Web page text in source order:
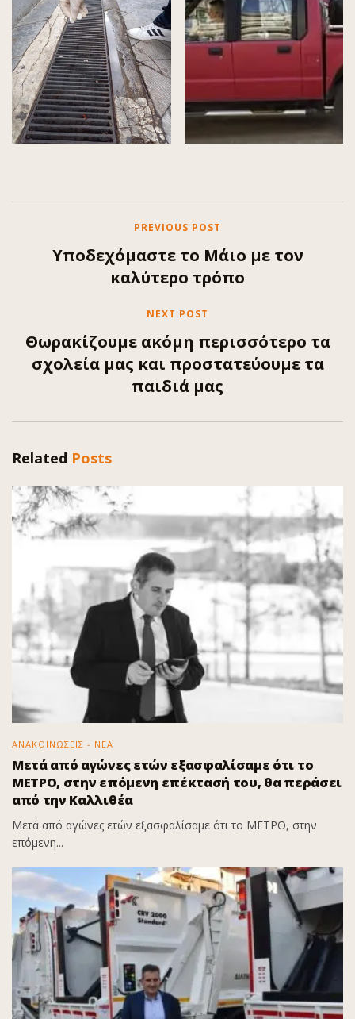
PREVIOUS POST
Υποδεχόμαστε το Μάιο με τον
καλύτερο τρόπο
NEXT POST
Θωρακίζουμε ακόμη περισσότερο τα
σχολεία μας και προστατεύουμε τα
παιδιά μας
Related Posts
ΑΝΑΚΟΙΝΩΣΕΙΣ - ΝΕΑ
Μετά από αγώνες ετών εξασφαλίσαμε ότι το
ΜΕΤΡΟ, στην επόμενη επέκτασή του, θα περάσει
από την Καλλιθέα
Μετά από αγώνες ετών εξασφαλίσαμε ότι το ΜΕΤΡΟ, στην
επόμενη...